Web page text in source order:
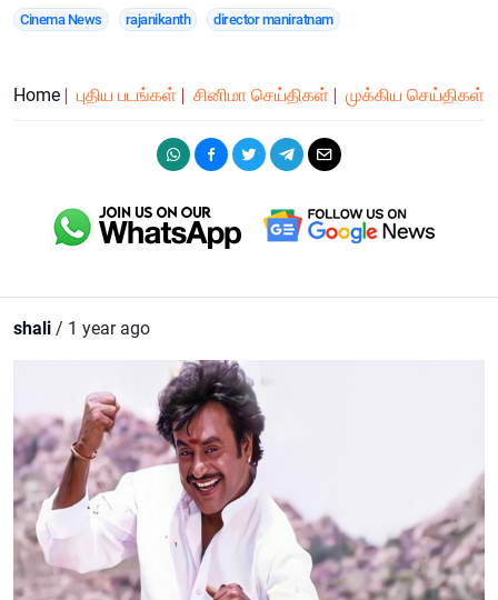
Cinema News rajanikanth director maniratnam
Home புதிய படங்கள் சினிமா செய்திகள் முக்கிய செய்திகள்
shali / 1 year ago